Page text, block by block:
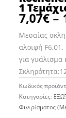
1
7,07€ –
Μεσαίας
αλοιφή F6.01.
για
Κωδικός
Κατηγορίες:
Φινιρίσματος